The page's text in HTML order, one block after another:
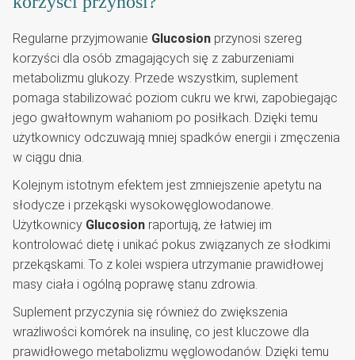
Regularne przyjmowanie Glucosion przynosi szereg
korzyści dla osób zmagających się z zaburzeniami
metabolizmu glukozy. Przede wszystkim, suplement
pomaga stabilizować poziom cukru we krwi, zapobiegając
jego gwałtownym wahaniom po posiłkach. Dzięki temu
użytkownicy odczuwają mniej spadków energii i zmęczenia
w ciągu dnia.
Kolejnym istotnym efektem jest zmniejszenie apetytu na
słodycze i przekąski wysokowęglowodanowe.
Użytkownicy Glucosion raportują, że łatwiej im
kontrolować dietę i unikać pokus związanych ze słodkimi
przekąskami. To z kolei wspiera utrzymanie prawidłowej
masy ciała i ogólną poprawę stanu zdrowia.
Suplement przyczynia się również do zwiększenia
wrażliwości komórek na insulinę, co jest kluczowe dla
prawidłowego metabolizmu węglowodanów. Dzięki temu